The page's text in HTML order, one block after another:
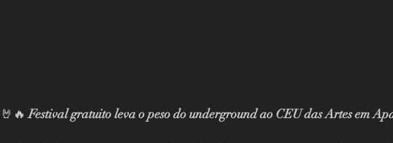
🤘🔥 Festival gratuito leva o peso do underground ao CEU das Artes em